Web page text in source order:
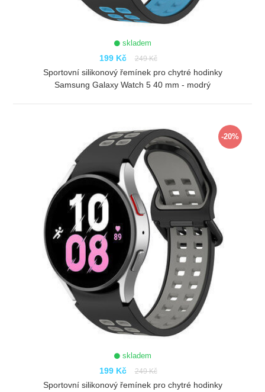
skladem
199 Kč 249 Kč
Sportovní silikonový řemínek pro chytré hodinky
Samsung Galaxy Watch 5 40 mm - modrý
-20%
skladem
199 Kč 249 Kč
Sportovní silikonový řemínek pro chytré hodinky